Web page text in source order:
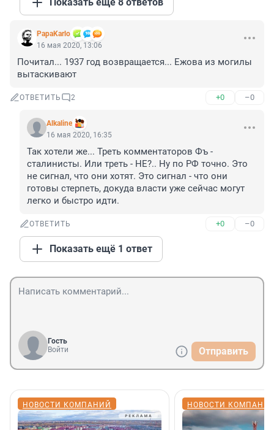
PapaKarlo
16 мая 2020, 13:06
Почитал... 1937 год возвращается... Ежова из могилы
вытаскивают
ОТВЕТИТЬ 2 +0 –0
Alkaline
16 мая 2020, 16:35
Так хотели же... Треть комментаторов Фъ -
сталинисты. Или треть - НЕ?.. Ну по РФ точно. Это
не сигнал, что они хотят. Это сигнал - что они
готовы стерпеть, докуда власти уже сейчас могут
легко и быстро идти.
ОТВЕТИТЬ +0 –0
Показать ещё 1 ответ
Гость
Войти
Отправить
НОВОСТИ КОМПАНИЙ НОВОСТИ